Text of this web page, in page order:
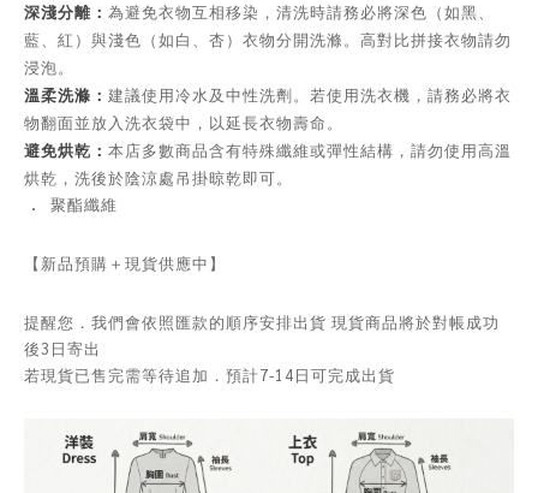
深淺分離： 為避免衣物互相移染，清洗時請務必將深色（如黑、
藍、紅）與淺色（如白、杏）衣物分開洗滌。高對比拼接衣物請勿
浸泡。
溫柔洗滌： 建議使用冷水及中性洗劑。若使用洗衣機，請務必將衣
物翻面並放入洗衣袋中，以延長衣物壽命。
避免烘乾： 本店多數商品含有特殊纖維或彈性結構，請勿使用高溫
烘乾，洗後於陰涼處吊掛晾乾即可。
． 聚酯纖維
【新品預購＋現貨供應中】
提醒您．我們會依照匯款的順序安排出貨 現貨商品將於對帳成功
後3日寄出
若現貨已售完需等待追加．預計7-14日可完成出貨